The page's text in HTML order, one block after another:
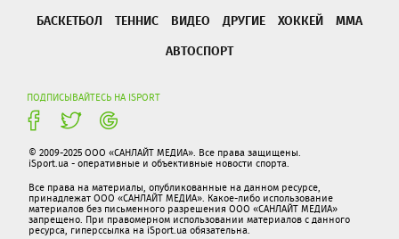
БАСКЕТБОЛ
ТЕННИС ВИДЕО ДРУГИЕ ХОККЕЙ
ММА
АВТОСПОРТ
ПОДПИСЫВАЙТЕСЬ НА ISPORT
© 2009-2025 ООО «САНЛАЙТ МЕДИА». Все права защищены.
iSport.ua - оперативные и объективные новости спорта.
Все права на материалы, опубликованные на данном ресурсе,
принадлежат ООО «САНЛАЙТ МЕДИА». Какое-либо использование
материалов без письменного разрешения ООО «САНЛАЙТ МЕДИА»
запрещено. При правомерном использовании материалов с данного
ресурса, гиперссылка на iSport.ua обязательна.